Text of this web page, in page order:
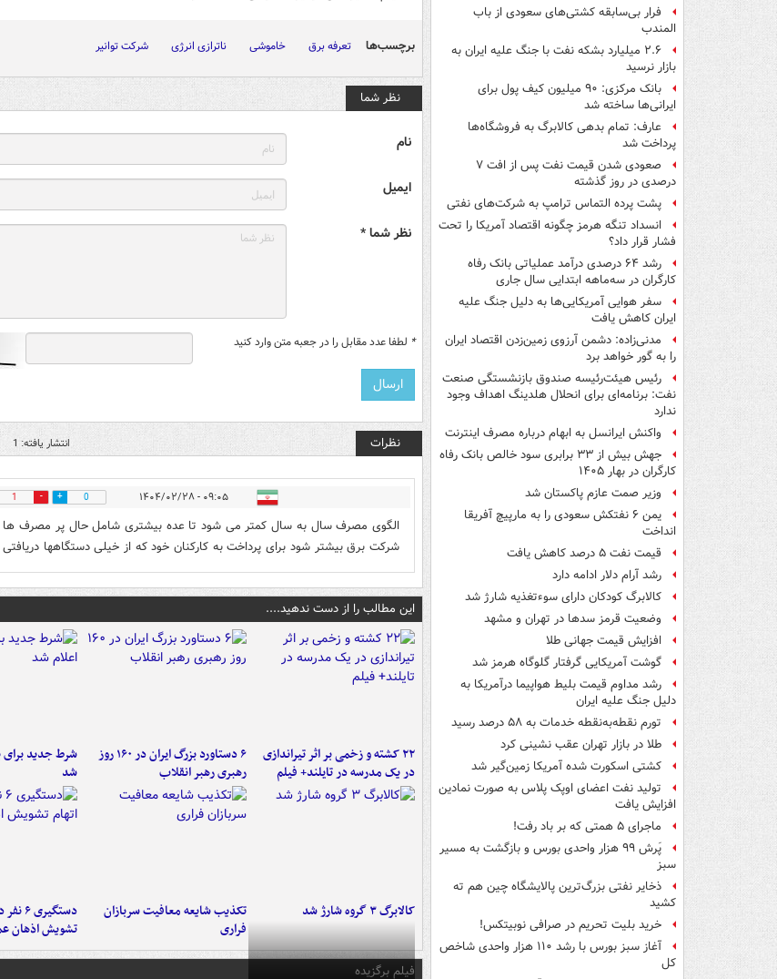
فرار بی‌سابقه کشتی‌های سعودی از باب
المندب
۲.۶ میلیارد بشکه نفت با جنگ علیه ایران به
بازار نرسید
بانک مرکزی: ۹۰ میلیون کیف پول برای
ایرانی‌ها ساخته شد
عارف: تمام بدهی کالابرگ به فروشگاه‌ها
پرداخت شد
صعودی شدن قیمت نفت پس از افت ۷
درصدی در روز گذشته
پشت پرده التماس ترامپ به شرکت‌های نفتی
انسداد تنگه هرمز چگونه اقتصاد آمریکا را تحت
فشار قرار داد؟
رشد ۶۴ درصدی درآمد عملیاتی بانک رفاه
کارگران در سه‌ماهه ابتدایی سال جاری
سفر هوایی آمریکایی‌ها به دلیل جنگ علیه
ایران کاهش یافت
مدنی‌زاده: دشمن آرزوی زمین‌زدن اقتصاد ایران
را به گور خواهد برد
رئیس هیئت‌رئیسه صندوق بازنشستگی صنعت
نفت: برنامه‌ای برای انحلال هلدینگ اهداف وجود
ندارد
واکنش ایرانسل به ابهام درباره مصرف اینترنت
جهش بیش از ۳۳ برابری سود خالص بانک رفاه
کارگران در بهار ۱۴۰۵
وزیر صمت عازم پاکستان شد
یمن ۶ نفتکش سعودی را به مارپیچ آفریقا
انداخت
قیمت نفت ۵ درصد کاهش یافت
رشد آرام دلار ادامه دارد
کالابرگ کودکان دارای سوءتغذیه شارژ شد
وضعیت قرمز سدها در تهران و مشهد
افزایش قیمت جهانی طلا
گوشت آمریکایی گرفتار گلوگاه هرمز شد
رشد مداوم قیمت بلیط هواپیما درآمریکا به
دلیل جنگ علیه ایران
تورم نقطه‌به‌نقطه خدمات به ۵۸ درصد رسید
طلا در بازار تهران عقب نشینی کرد
کشتی اسکورت شده آمریکا زمین‌گیر شد
تولید نفت اعضای اوپک پلاس به صورت نمادین
افزایش یافت
ماجرای ۵ همتی که بر باد رفت!
پَرش ۹۹ هزار واحدی بورس و بازگشت به مسیر
سبز
ذخایر نفتی بزرگ‌ترین پالایشگاه چین هم ته
کشید
خرید بلیت تحریم در صرافی نوبیتکس!
آغاز سبز بورس با رشد ۱۱۰ هزار واحدی شاخص
کل
برچسب‌ها تعرفه برق خاموشی ناترازی انرژی شرکت توانیر
نظر شما
نام
ایمیل
نظر شما *
* لطفا عدد مقابل را در جعبه متن وارد کنید
نظرات انتشار یافته: 1
۰۹:۰۵ - ۱۴۰۴/۰۲/۲۸ 0
1
الگوی مصرف سال به سال کمتر می شود تا عده بیشتری شامل حال پر مصرف ها
شرکت برق بیشتر شود برای پرداخت به کارکنان خود که از خیلی دستگاهها دریافتی
این مطالب را از دست ندهید....
۲۲ کشته و زخمی بر اثر تیراندازی
در یک مدرسه در تایلند+ فیلم
۶ دستاورد بزرگ ایران در ۱۶۰ روز
رهبری رهبر انقلاب
شرط جدید برای
شد
کالابرگ ۳ گروه شارژ شد
تکذیب شایعه معافیت سربازان
فراری
تشویش اذهان
فیلم برگزیده